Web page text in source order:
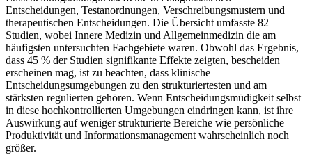
Entscheidungen, Testanordnungen, Verschreibungsmustern und
therapeutischen Entscheidungen. Die Übersicht umfasste 82
Studien, wobei Innere Medizin und Allgemeinmedizin die am
häufigsten untersuchten Fachgebiete waren. Obwohl das Ergebnis,
dass 45 % der Studien signifikante Effekte zeigten, bescheiden
erscheinen mag, ist zu beachten, dass klinische
Entscheidungsumgebungen zu den strukturiertesten und am
stärksten regulierten gehören. Wenn Entscheidungsmüdigkeit selbst
in diese hochkontrollierten Umgebungen eindringen kann, ist ihre
Auswirkung auf weniger strukturierte Bereiche wie persönliche
Produktivität und Informationsmanagement wahrscheinlich noch
größer.